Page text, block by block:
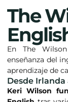
The
En The
enseñanza del
aprendizaje de
Desde Irlanda
Keri Wilson